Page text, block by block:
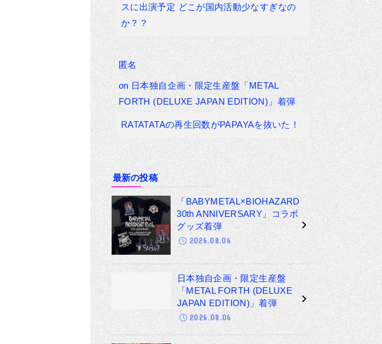
スに出演予定 どこが国内活動少なすぎなの
か？？
匿名
on 日本独自企画・限定生産盤「METAL
FORTH (DELUXE JAPAN EDITION)」着弾
RATATATAの再生回数がPAPAYAを抜いた！
最新の投稿
「BABYMETAL×BIOHAZARD
30th ANNIVERSARY」コラボ
グッズ着弾
2026.08.06
日本独自企画・限定生産盤
「METAL FORTH (DELUXE
JAPAN EDITION)」着弾
2026.08.06